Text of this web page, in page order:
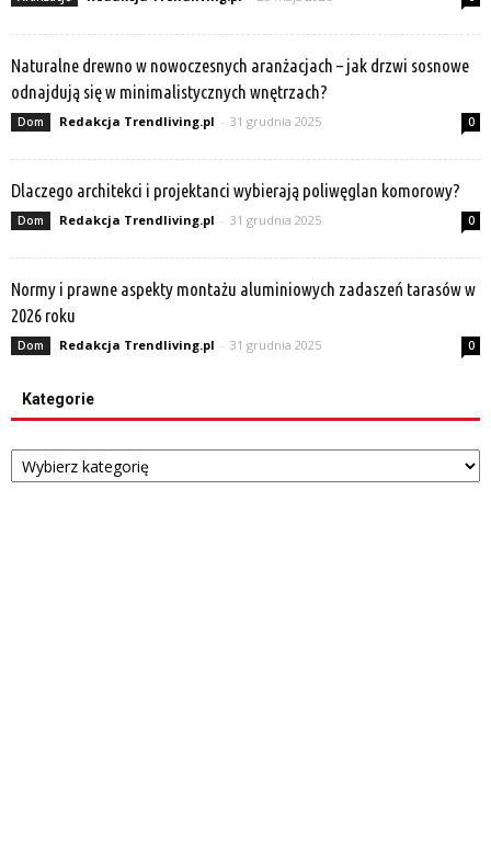
Naturalne drewno w nowoczesnych aranżacjach – jak drzwi sosnowe
odnajdują się w minimalistycznych wnętrzach?
Dom Redakcja Trendliving.pl - 31 grudnia 2025 0
Dlaczego architekci i projektanci wybierają poliwęglan komorowy?
Dom Redakcja Trendliving.pl - 31 grudnia 2025 0
Normy i prawne aspekty montażu aluminiowych zadaszeń tarasów w
2026 roku
Dom Redakcja Trendliving.pl - 31 grudnia 2025 0
Kategorie
Kategorie